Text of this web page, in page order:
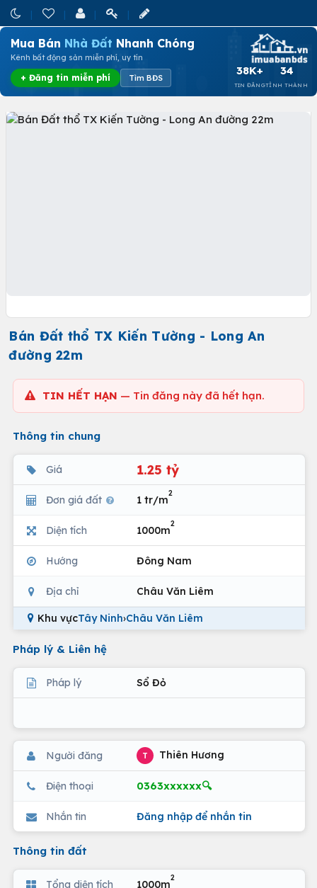
Mua Bán Nhà Đất Nhanh Chóng
Kênh bất động sản miễn phí, uy tín
+ Đăng tin miễn phí Tìm BĐS
38K+
TIN ĐĂNG
34
TỈNH THÀNH
Bán Đất thổ TX Kiến Tường - Long An
đường 22m
TIN HẾT HẠN — Tin đăng này đã hết hạn.
Thông tin chung
Giá 1.25 tỷ
Đơn giá đất 1 tr/m
2
Diện tích 1000m
2
Hướng Đông Nam
Địa chỉ Châu Văn Liêm
Khu vựcTây Ninh›Châu Văn Liêm
Pháp lý & Liên hệ
Pháp lý Sổ Đỏ
Người đăng T Thiên Hương
Điện thoại 0363xxxxxx🔍
Nhắn tin Đăng nhập để nhắn tin
Thông tin đất
Tổng diện tích 1000m
2